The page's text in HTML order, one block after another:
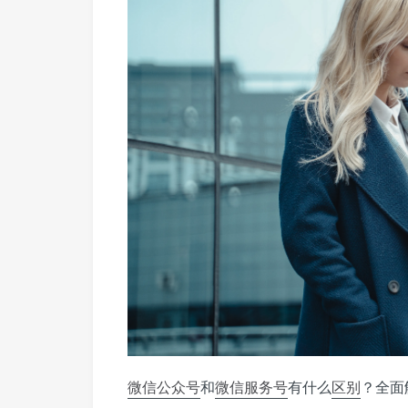
微信公众号和微信服务号有什么区别 ？全